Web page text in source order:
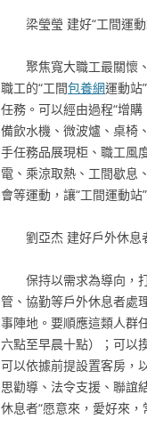
梁瑩瑩 建好“工間運
聚焦寬大職工最關懷
職工的“工間包養網運動站
任務。可以經由過程“增
備飲水機、微波爐、桌椅
手任務品展現柜、職工風
電、乘涼取熱、工間歇息
會等運動，讓“工間運動
劉亞杰 建好戶外休息
保持以需求為導向，
管、協勤等戶外休息者處
事陣地。要順應這類人群
六點至早晨十點）；可以
可以依據前提設置客房，
思勸導、法令支援、聯誼
休息者“愿意來，愛好來，